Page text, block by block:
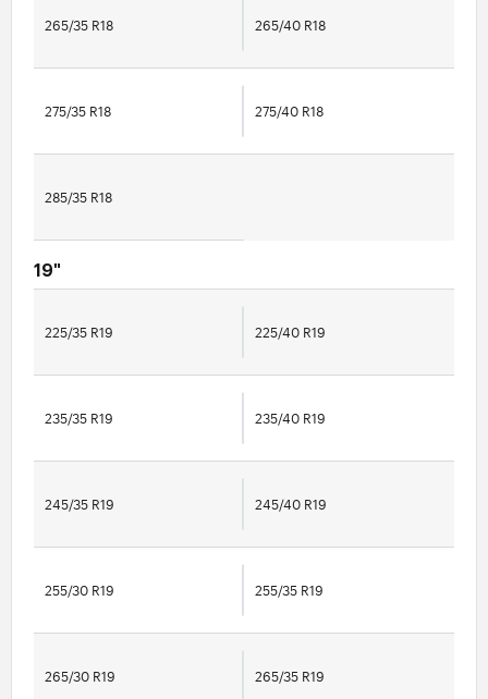
265/35 R18 265/40 R18
275/35 R18 275/40 R18
285/35 R18
19"
225/35 R19 225/40 R19
235/35 R19 235/40 R19
245/35 R19 245/40 R19
255/30 R19 255/35 R19
265/30 R19 265/35 R19